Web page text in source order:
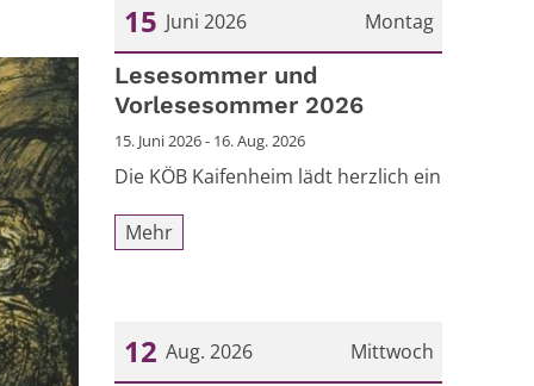
Montag
15 Juni 2026
Datum: 15. Juni 2026
Lesesommer und
Vorlesesommer 2026
15. Juni 2026 - 16. Aug. 2026
Die KÖB Kaifenheim lädt herzlich ein
Mehr
Mittwoch
12 Aug. 2026